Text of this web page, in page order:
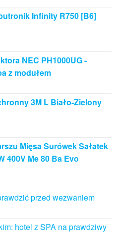
Infinity R750 [B6]
NEC PH1000UG -
z modułem
3M L Biało-Zielony
Mięsa Surówek Sałatek
400V Me 80 Ba Evo
przed wezwaniem
hotel z SPA na prawdziwy